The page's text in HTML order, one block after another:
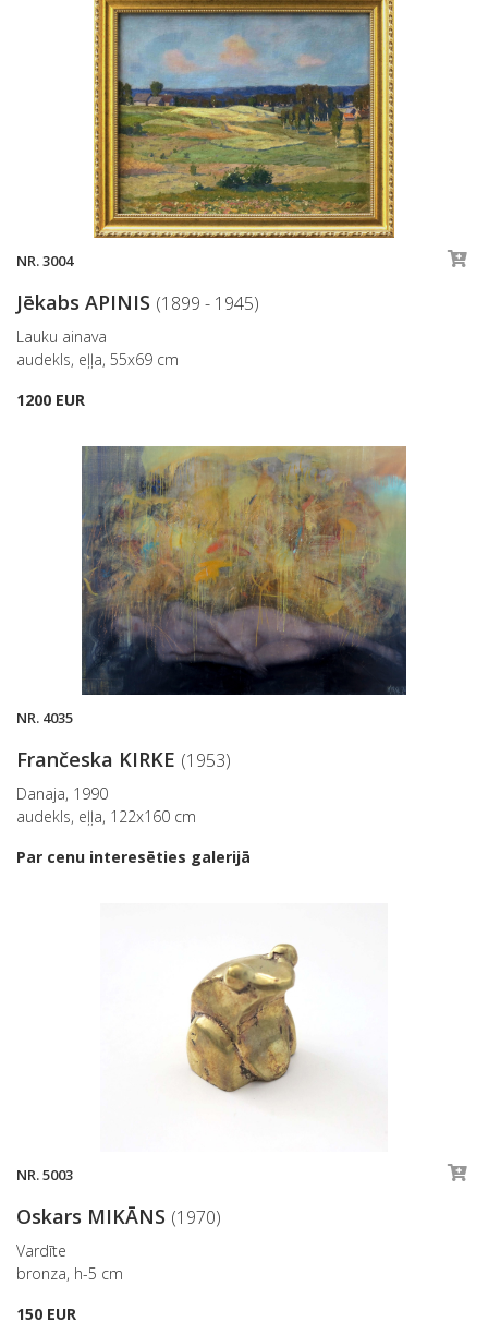
NR. 3004
Jēkabs APINIS (1899 - 1945)
Lauku ainava
audekls, eļļa, 55x69 cm
1200 EUR
NR. 4035
Frančeska KIRKE (1953)
Danaja, 1990
audekls, eļļa, 122x160 cm
Par cenu interesēties galerijā
NR. 5003
Oskars MIKĀNS (1970)
Vardīte
bronza, h-5 cm
150 EUR